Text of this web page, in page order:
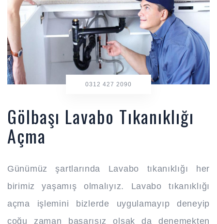
0312 427 2090
Gölbaşı Lavabo Tıkanıklığı
Açma
Günümüz şartlarında Lavabo tıkanıklığı her
birimiz yaşamış olmalıyız. Lavabo tıkanıklığı
açma işlemini bizlerde uygulamayıp deneyip
çoğu zaman başarısız olsak da denemekten